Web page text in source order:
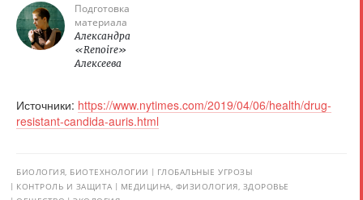
Подготовка
материала
Александра
«Renoire»
Алексеева
Источники: https://www.nytimes.com/2019/04/06/health/drug-
resistant-candida-auris.html
БИОЛОГИЯ, БИОТЕХНОЛОГИИ
ГЛОБАЛЬНЫЕ УГРОЗЫ
КОНТРОЛЬ И ЗАЩИТА
МЕДИЦИНА, ФИЗИОЛОГИЯ, ЗДОРОВЬЕ